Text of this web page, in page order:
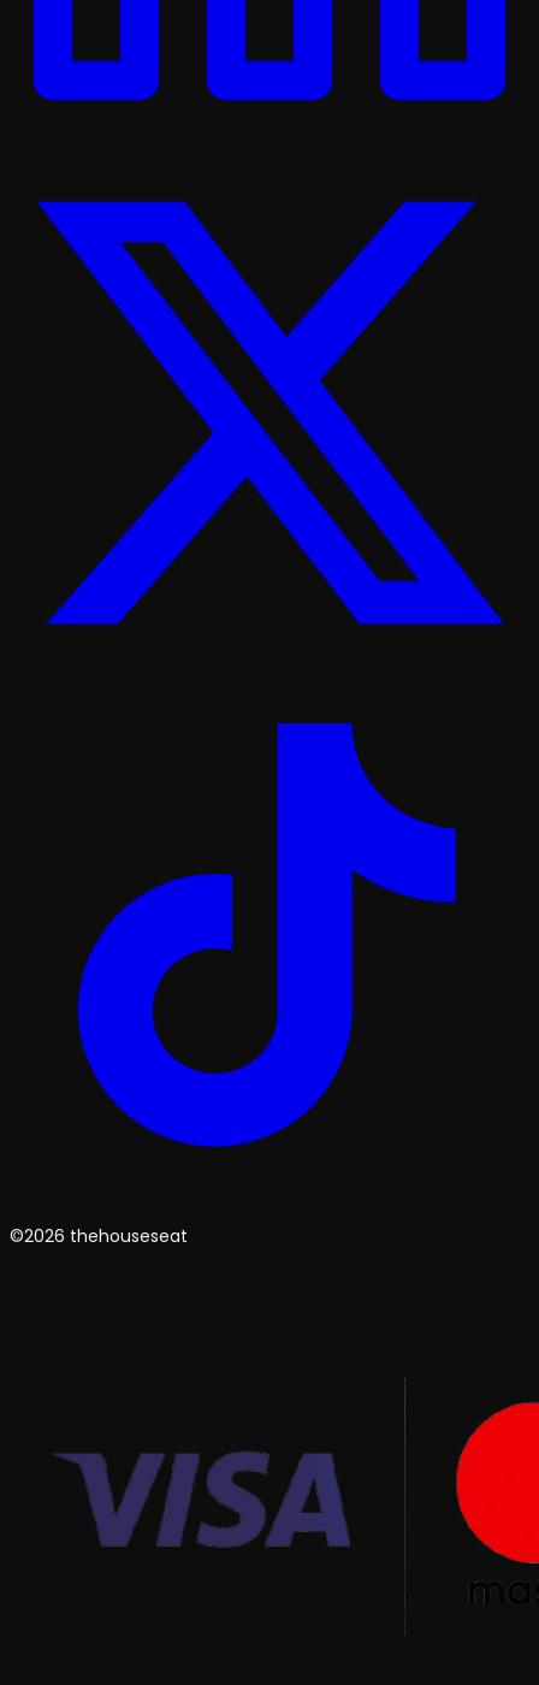
©2026 thehouseseat